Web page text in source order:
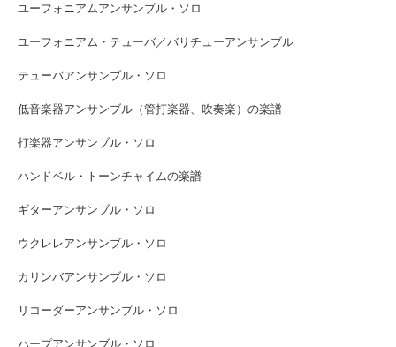
ユーフォニアムアンサンブル・ソロ
ユーフォニアム・テューバ／バリチューアンサンブル
テューバアンサンブル・ソロ
低音楽器アンサンブル（管打楽器、吹奏楽）の楽譜
打楽器アンサンブル・ソロ
ハンドベル・トーンチャイムの楽譜
ギターアンサンブル・ソロ
ウクレレアンサンブル・ソロ
カリンバアンサンブル・ソロ
リコーダーアンサンブル・ソロ
ハープアンサンブル・ソロ